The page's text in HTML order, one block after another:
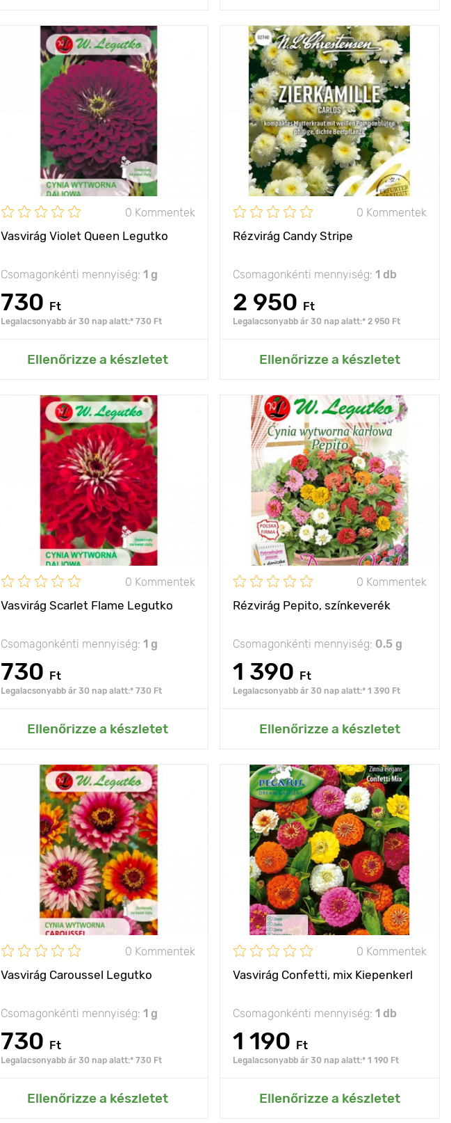
0 Kommentek
Vasvirág Violet Queen Legutko
Csomagonkénti mennyiség: 1 g
730 Ft
Legalacsonyabb ár 30 nap alatt:* 730 Ft
Ellenőrizze a készletet
Kifejlett kori
magasság
60 - 80 cm
Ültetési távolság 20 х 30 cm
Fényigény napos hely
Hozzáadás az Én kertemhez
0 Kommentek
Rézvirág Candy Stripe
Csomagonkénti mennyiség: 1 db
2 950 Ft
Legalacsonyabb ár 30 nap alatt:* 2 950 Ft
Ellenőrizze a készletet
Jellemzők nagyon eredeti fajta
Kifejlett kori
magasság
60 - 70 cm
Ültetési távolság 20 х 30 cm
Fényigény nap
Hozzáadás az Én kertemhez
0 Kommentek
Vasvirág Scarlet Flame Legutko
Csomagonkénti mennyiség: 1 g
730 Ft
Legalacsonyabb ár 30 nap alatt:* 730 Ft
Ellenőrizze a készletet
Kifejlett kori
magasság
60 - 80 cm
Ültetési távolság 20 х 30 cm
Fényigény napos hely
Hozzáadás az Én kertemhez
0 Kommentek
Rézvirág Pepito, színkeverék
Csomagonkénti mennyiség: 0.5 g
1 390 Ft
Legalacsonyabb ár 30 nap alatt:* 1 390 Ft
Ellenőrizze a készletet
Jellemzők bőséges virágzás
Kifejlett kori
magasság
50 - 80 cm
Ültetési távolság 20 х 30 cm
Fényigény nap
Hozzáadás az Én kertemhez
0 Kommentek
Vasvirág Caroussel Legutko
Csomagonkénti mennyiség: 1 g
730 Ft
Legalacsonyabb ár 30 nap alatt:* 730 Ft
Ellenőrizze a készletet
Kifejlett kori
magasság
60 - 80 cm
Ültetési távolság 20 х 30 cm
Fényigény napos hely
Hozzáadás az Én kertemhez
0 Kommentek
Vasvirág Confetti, mix Kiepenkerl
Csomagonkénti mennyiség: 1 db
1 190 Ft
Legalacsonyabb ár 30 nap alatt:* 1 190 Ft
Ellenőrizze a készletet
Hozzáadás az Én kertemhez